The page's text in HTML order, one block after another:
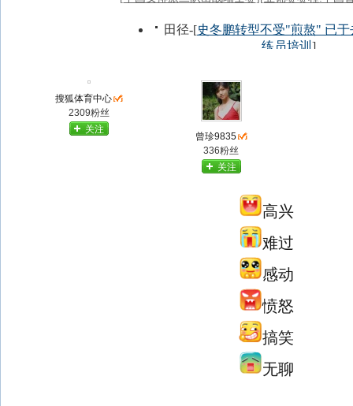
搜狐体育中心
2309粉丝
关注
曾珍9835
336粉丝
关注
高兴
难过
感动
愤怒
搞笑
无聊